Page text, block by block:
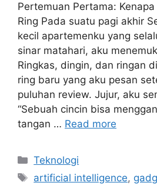
Pertemuan Pertama:
Ring Pada suatu pagi akhir
kecil apartemenku yang
sinar matahari, aku
Ringkas, dingin, dan ringan
ring baru yang aku pesan
puluhan review. Jujur, aku
“Sebuah cincin bisa
tangan … Read more
Categories
Teknologi
Tags
artificial intelligence,